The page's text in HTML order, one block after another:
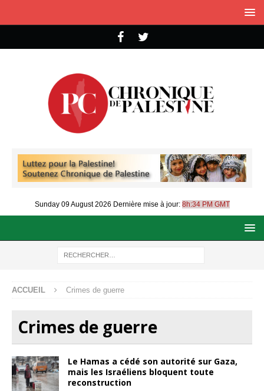
Sunday 09 August 2026 Dernière mise à jour: 8h:34 PM GMT
ACCUEIL Crimes de guerre
Crimes de guerre
Le Hamas a cédé son autorité sur Gaza,
mais les Israéliens bloquent toute
reconstruction